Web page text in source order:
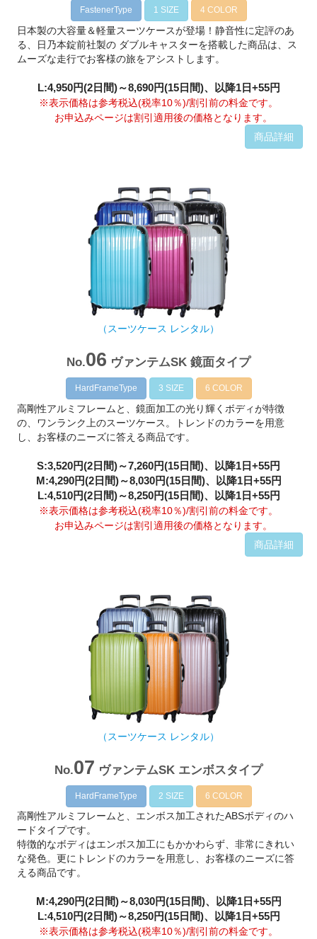
FastenerType 1 SIZE 4 COLOR
日本製の大容量＆軽量スーツケースが登場！静音性に定評のあ
る、日乃本錠前社製の ダブルキャスターを搭載した商品は、ス
ムーズな走行でお客様の旅をアシストします。
L:4,950円(2日間)～8,690円(15日間)、以降1日+55円
※表示価格は参考税込(税率10％)/割引前の料金です。
お申込みページは割引適用後の価格となります。
商品詳細
（スーツケース レンタル）
No.06 ヴァンテムSK 鏡面タイプ
HardFrameType 3 SIZE 6 COLOR
高剛性アルミフレームと、鏡面加工の光り輝くボディが特徴
の、ワンランク上のスーツケース。トレンドのカラーを用意
し、お客様のニーズに答える商品です。
S:3,520円(2日間)～7,260円(15日間)、以降1日+55円
M:4,290円(2日間)～8,030円(15日間)、以降1日+55円
L:4,510円(2日間)～8,250円(15日間)、以降1日+55円
※表示価格は参考税込(税率10％)/割引前の料金です。
お申込みページは割引適用後の価格となります。
商品詳細
（スーツケース レンタル）
No.07 ヴァンテムSK エンボスタイプ
HardFrameType 2 SIZE 6 COLOR
高剛性アルミフレームと、エンボス加工されたABSボディのハ
ードタイプです。
特徴的なボディはエンボス加工にもかかわらず、非常にきれい
な発色。更にトレンドのカラーを用意し、お客様のニーズに答
える商品です。
M:4,290円(2日間)～8,030円(15日間)、以降1日+55円
L:4,510円(2日間)～8,250円(15日間)、以降1日+55円
※表示価格は参考税込(税率10％)/割引前の料金です。